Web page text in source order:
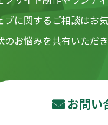
ブに関するご相談はお
のお悩みを共有いただ
お問い